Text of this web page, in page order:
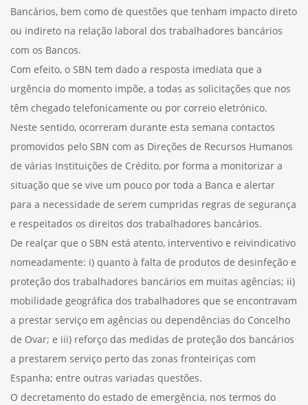
Bancários, bem como de questões que tenham impacto direto
ou indireto na relação laboral dos trabalhadores bancários
com os Bancos.
Com efeito, o SBN tem dado a resposta imediata que a
urgência do momento impõe, a todas as solicitações que nos
têm chegado telefonicamente ou por correio eletrónico.
Neste sentido, ocorreram durante esta semana contactos
promovidos pelo SBN com as Direções de Recursos Humanos
de várias Instituições de Crédito, por forma a monitorizar a
situação que se vive um pouco por toda a Banca e alertar
para a necessidade de serem cumpridas regras de segurança
e respeitados os direitos dos trabalhadores bancários.
De realçar que o SBN está atento, interventivo e reivindicativo
nomeadamente: i) quanto à falta de produtos de desinfeção e
proteção dos trabalhadores bancários em muitas agências; ii)
mobilidade geográfica dos trabalhadores que se encontravam
a prestar serviço em agências ou dependências do Concelho
de Ovar; e iii) reforço das medidas de proteção dos bancários
a prestarem serviço perto das zonas fronteiriças com
Espanha; entre outras variadas questões.
O decretamento do estado de emergência, nos termos do